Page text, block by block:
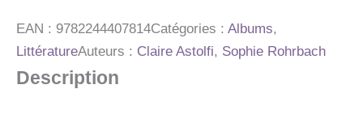
EAN : 9782244407814Catégories : Albums,
LittératureAuteurs : Claire Astolfi, Sophie Rohrbach
Description